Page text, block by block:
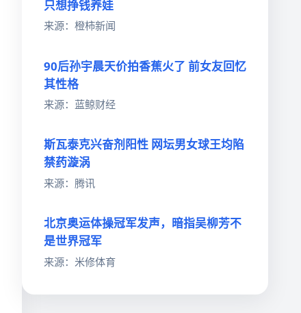
只想挣钱养娃
来源：橙柿新闻
90后孙宇晨天价拍香蕉火了 前女友回忆
其性格
来源：蓝鲸财经
斯瓦泰克兴奋剂阳性 网坛男女球王均陷
禁药漩涡
来源：腾讯
北京奥运体操冠军发声，暗指吴柳芳不
是世界冠军
来源：米修体育